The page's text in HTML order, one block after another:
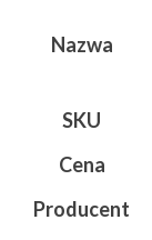
Nazwa
SKU
Cena
Producent